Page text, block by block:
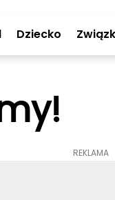
Dziecko
REKLAMA